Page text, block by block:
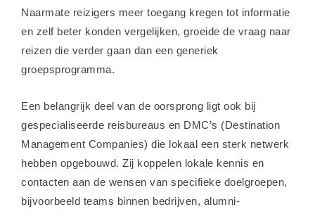
Naarmate reizigers meer toegang kregen tot informatie
en zelf beter konden vergelijken, groeide de vraag naar
reizen die verder gaan dan een generiek
groepsprogramma.
Een belangrijk deel van de oorsprong ligt ook bij
gespecialiseerde reisbureaus en DMC’s (Destination
Management Companies) die lokaal een sterk netwerk
hebben opgebouwd. Zij koppelen lokale kennis en
contacten aan de wensen van specifieke doelgroepen,
bijvoorbeeld teams binnen bedrijven, alumni-